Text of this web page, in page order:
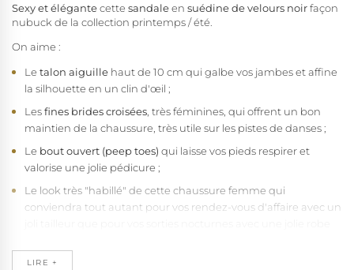
Sexy et élégantecette sandaleen suédine de velours noirfaçon
nubuck de la collection printemps / été.
On aime :
Le talon aiguille haut de 10 cm qui galbe vos jambes et affine
la silhouette en un clin d'œil ;
Lesfines brides croisées , très féminines, qui offrent un bon
maintien de la chaussure, très utile sur les pistes de danses ;
Le bout ouvert (peep toes) qui laisse vos pieds respirer et
valorise une jolie pédicure ;
Le look très "habillé" de cette chaussure femme qui
conviendra tout autant pour vos rendez-vous d'affaire avec un
La qualité de fabrication Pleaser vegan, sans fibres animales ;
LIRE +